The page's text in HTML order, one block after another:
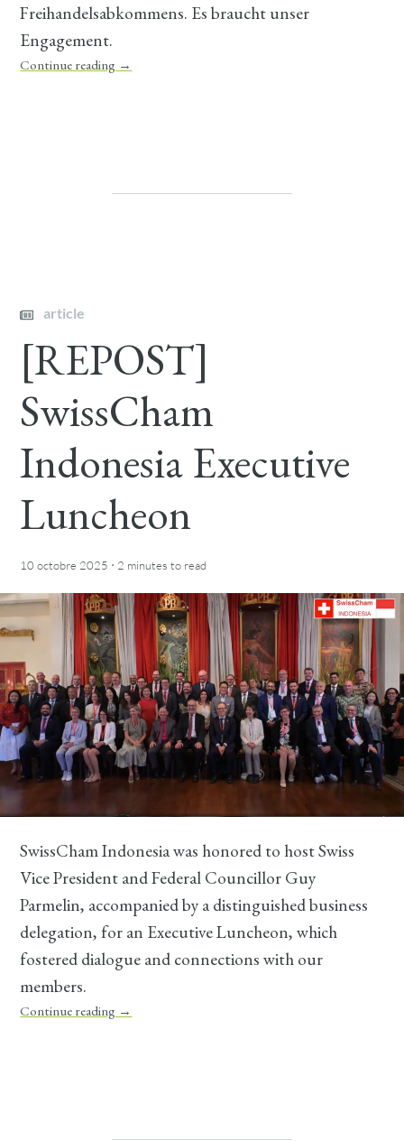
Freihandelsabkommens. Es braucht unser
Engagement.
Continue reading →
article
[REPOST]
SwissCham
Indonesia Executive
Luncheon
10 octobre 2025 · 2 minutes to read
SwissCham Indonesia was honored to host Swiss
Vice President and Federal Councillor Guy
Parmelin, accompanied by a distinguished business
delegation, for an Executive Luncheon, which
fostered dialogue and connections with our
members.
Continue reading →